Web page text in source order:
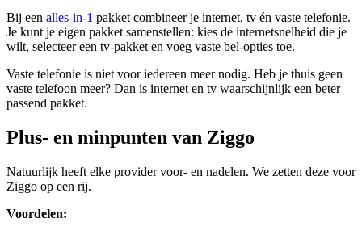
Bij een alles-in-1 pakket combineer je internet, tv én vaste telefonie.
Je kunt je eigen pakket samenstellen: kies de internetsnelheid die je
wilt, selecteer een tv-pakket en voeg vaste bel-opties toe.
Vaste telefonie is niet voor iedereen meer nodig. Heb je thuis geen
vaste telefoon meer? Dan is internet en tv waarschijnlijk een beter
passend pakket.
Plus- en minpunten van Ziggo
Natuurlijk heeft elke provider voor- en nadelen. We zetten deze voor
Ziggo op een rij.
Voordelen: